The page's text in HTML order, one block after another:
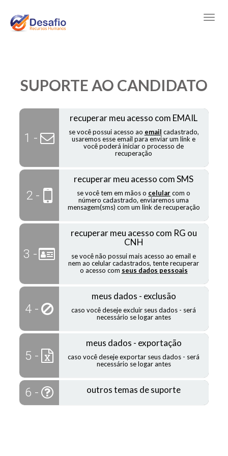
SUPORTE AO CANDIDATO
1 -
recuperar meu acesso com EMAIL
se você possui acesso ao email cadastrado,
usaremos esse email para enviar um link e
você poderá iniciar o processo de
recuperação
2 -
recuperar meu acesso com SMS
se você tem em mãos o celularcom o
número cadastrado, enviaremos uma
mensagem(sms) com um link de recuperação
3 -
recuperar meu acesso com RG ou
CNH
se você não possui mais acesso ao email e
nem ao celular cadastrados, tente recuperar
o acesso com seus dados pessoais
4 -
meus dados - exclusão
caso você deseje excluir seus dados - será
necessário se logar antes
5 -
meus dados - exportação
caso você deseje exportar seus dados - será
necessário se logar antes
6 - outros temas de suporte